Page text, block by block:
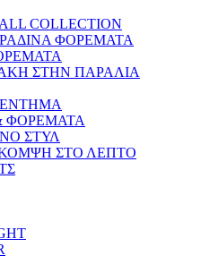
COLLECTION
ΦΟΡΕΜΑΤΑ
ΣΤΗΝ ΠΑΡΑΛΙΑ
ΦΟΡΕΜΑΤΑ
ΣΤΥΛ
ΣΤΟ ΛΕΠΤΟ